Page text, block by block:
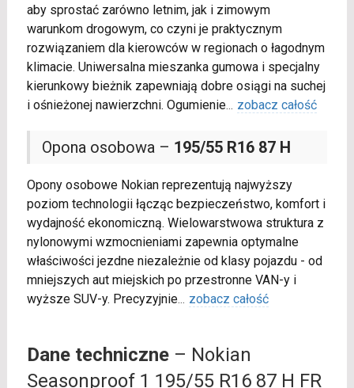
aby sprostać zarówno letnim, jak i zimowym
warunkom drogowym, co czyni je praktycznym
rozwiązaniem dla kierowców w regionach o łagodnym
klimacie. Uniwersalna mieszanka gumowa i specjalny
kierunkowy bieżnik zapewniają dobre osiągi na suchej
i ośnieżonej nawierzchni. Ogumienie... zobacz całość
Opona osobowa – 195/55 R16 87 H
Opony osobowe Nokian reprezentują najwyższy
poziom technologii łącząc bezpieczeństwo, komfort i
wydajność ekonomiczną. Wielowarstwowa struktura z
nylonowymi wzmocnieniami zapewnia optymalne
właściwości jezdne niezależnie od klasy pojazdu - od
mniejszych aut miejskich po przestronne VAN-y i
wyższe SUV-y. Precyzyjnie... zobacz całość
Dane techniczne– Nokian
Seasonproof 1 195/55 R16 87 H FR